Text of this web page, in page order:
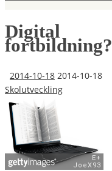
Digital
fortbildning?
2014-10-18 2014-10-18
Skolutveckling